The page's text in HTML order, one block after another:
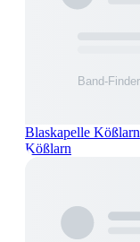
Blaskapelle Kößlarn
Kößlarn